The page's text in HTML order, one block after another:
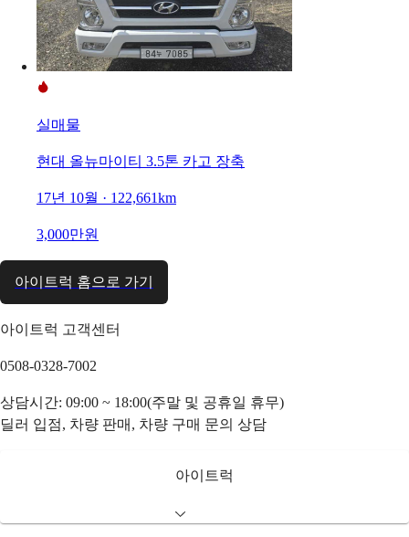
실매물
현대 올뉴마이티 3.5톤 카고 장축
17년 10월 · 122,661km
3,000만원
아이트럭 홈으로 가기
아이트럭 고객센터
0508-0328-7002
상담시간: 09:00 ~ 18:00(주말 및 공휴일 휴무)
딜러 입점, 차량 판매, 차량 구매 문의 상담
아이트럭